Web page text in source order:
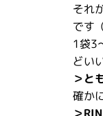
それ
です
1袋3
どい
＞と
確か